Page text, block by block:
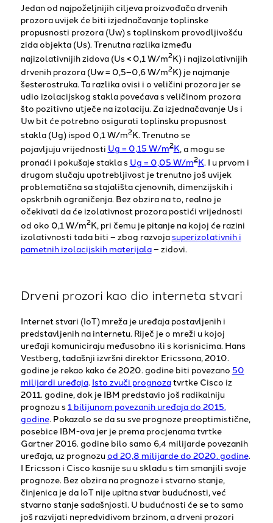
Jedan od najpoželjnijih ciljeva proizvođača drvenih
prozora uvijek će biti izjednačavanje toplinske
propusnosti prozora (Uw) s toplinskom provodljivošću
zida objekta (Us). Trenutna razlika između
najizolativnijih zidova (Us < 0,1 W/m2K) i najizolativnijih
drvenih prozora (Uw = 0,5–0,6 W/m2K) je najmanje
šesterostruka. Ta razlika ovisi i o veličini prozora jer se
udio izolacijskog stakla povećava s veličinom prozora
što pozitivno utječe na izolaciju. Za izjednačavanje Us i
Uw bit će potrebno osigurati toplinsku propusnost
stakla (Ug) ispod 0,1 W/m2K. Trenutno se
pojavljuju vrijednosti Ug = 0,15 W/m2K, a mogu se
pronaći i pokušaje stakla s Ug = 0,05 W/m2K. I u prvom i
drugom slučaju upotrebljivost je trenutno još uvijek
problematična sa stajališta cjenovnih, dimenzijskih i
opskrbnih ograničenja. Bez obzira na to, realno je
očekivati da će izolativnost prozora postići vrijednosti
od oko 0,1 W/m2K, pri čemu je pitanje na kojoj će razini
izolativnosti tada biti – zbog razvojasuperizolativnih i
pametnih izolacijskih materijala– zidovi.
Drveni prozori kao dio interneta stvari
Internet stvari (IoT) mreža je uređaja postavljenih i
predstavljenih na internetu. Riječ je o mreži u kojoj
uređaji komuniciraju međusobno ili s korisnicima. Hans
Vestberg, tadašnji izvršni direktor Ericssona, 2010.
godine je rekao kako će 2020. godine biti povezano 50
milijardi uređaja. Isto zvuči prognozatvrtke Cisco iz
2011. godine, dok je IBM predstavio još radikalniju
prognozu s 1 bilijunom povezanih uređaja do 2015.
godine. Pokazalo se da su sve prognoze preoptimistične,
posebice IBM-ova jer je prema procjenama tvrtke
Gartner 2016. godine bilo samo 6,4 milijarde povezanih
uređaja, uz prognozuod 20,8 milijarde do 2020. godine.
I Ericsson i Cisco kasnije su u skladu s tim smanjili svoje
prognoze. Bez obzira na prognoze i stvarno stanje,
činjenica je da IoT nije upitna stvar budućnosti, već
stvarno stanje sadašnjosti. U budućnosti će se to samo
još razvijati nepredvidivom brzinom, a drveni prozori